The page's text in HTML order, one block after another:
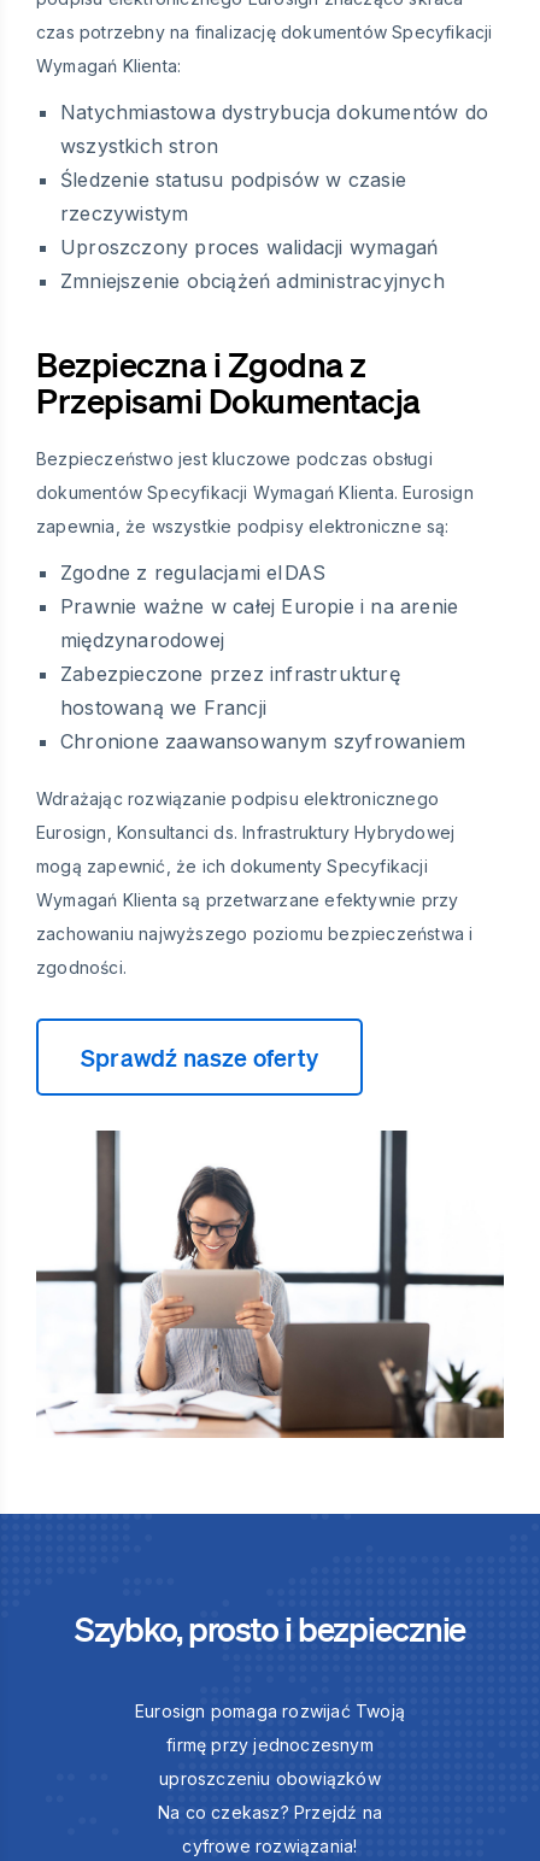
czas potrzebny na finalizację dokumentów Specyfikacji
Wymagań Klienta:
Natychmiastowa dystrybucja dokumentów do
wszystkich stron
Śledzenie statusu podpisów w czasie
rzeczywistym
Uproszczony proces walidacji wymagań
Zmniejszenie obciążeń administracyjnych
Bezpieczna i Zgodna z
Przepisami Dokumentacja
Bezpieczeństwo jest kluczowe podczas obsługi
dokumentów Specyfikacji Wymagań Klienta. Eurosign
zapewnia, że wszystkie podpisy elektroniczne są:
Zgodne z regulacjami eIDAS
Prawnie ważne w całej Europie i na arenie
międzynarodowej
Zabezpieczone przez infrastrukturę
hostowaną we Francji
Chronione zaawansowanym szyfrowaniem
Wdrażając rozwiązanie podpisu elektronicznego
Eurosign, Konsultanci ds. Infrastruktury Hybrydowej
mogą zapewnić, że ich dokumenty Specyfikacji
Wymagań Klienta są przetwarzane efektywnie przy
zachowaniu najwyższego poziomu bezpieczeństwa i
zgodności.
Sprawdź nasze oferty
Szybko, prosto i bezpiecznie
Eurosign pomaga rozwijać Twoją
firmę przy jednoczesnym
uproszczeniu obowiązków
Na co czekasz? Przejdź na
cyfrowe rozwiązania!